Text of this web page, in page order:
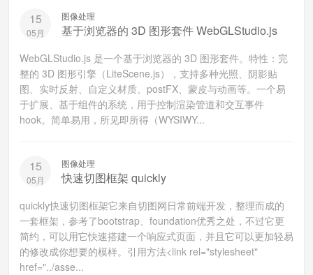
15
05月
图像处理
基于浏览器的 3D 图形套件 WebGLStudio.js
WebGLStudio.js 是一个基于浏览器的 3D 图形套件。特性：完
整的 3D 图形引擎（LiteScene.js），支持多种光照、阴影贴
图、实时反射、自定义材质、postFX、蒙皮与动画等。一个易
于扩展、基于组件的系统，用于控制渲染管道和交互事件
hook。简单易用，所见即所得（WYSIWY...
15
05月
图像处理
快速切图框架 quickly
quickly快速切图框架它来自切图网日常前端开发，整理而成的
一套框架，参考了bootstrap、foundation优秀之处，不过它更
简约，可以用它快速搭建一个响应式页面，并且它可以更加轻易
的修改成你想要的模样。引用方法<link rel="stylesheet"
href="../asse...